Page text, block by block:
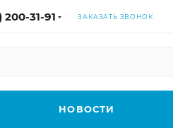
200-31-91 ЗАКАЗАТЬ ЗВОНОК
НОВОСТИ